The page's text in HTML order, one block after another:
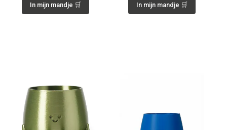
In mijn mandje 🛒 In mijn mandje 🛒